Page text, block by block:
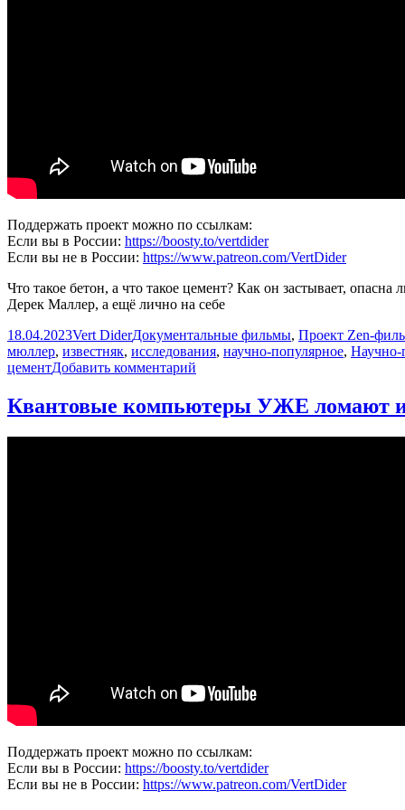
Поддержать проект можно по ссылкам:
Если вы в России: https://boosty.to/vertdider
Если вы не в России: https://www.patreon.com/VertDider
Что такое бетон, а что такое цемент? Как он застывает,
Дерек Маллер, а ещё лично на себе
Опубликовано
18.04.2023Автор
Vert DiderРубрики
Документальные фильмы, Проект Zen-
мюллер, известняк, исследования, научно-популярное, Научно-
цементДобавить комментарий
Цемент?
Квантовые компьютеры УЖЕ ломают
Поддержать проект можно по ссылкам:
Если вы в России: https://boosty.to/vertdider
Если вы не в России: https://www.patreon.com/VertDider